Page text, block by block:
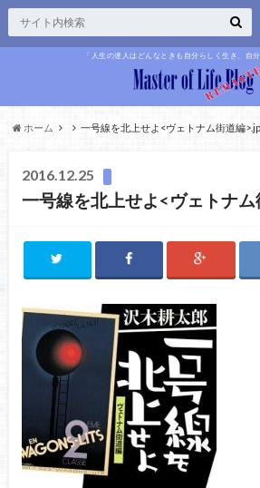
「人生の達人はどんなときも自分らしく生き、自
ホーム 一号線を北上せよ<ヴェトナム街道編
2016.12.25
一号線を北上せよ<ヴェトナ